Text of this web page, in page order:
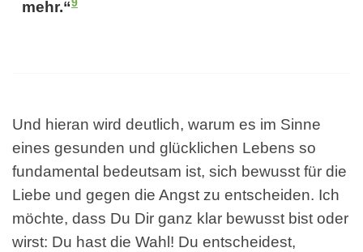
mehr.“
Und hieran wird deutlich, warum es im Sinne
eines gesunden und glücklichen Lebens so
fundamental bedeutsam ist, sich bewusst für die
Liebe und gegen die Angst zu entscheiden. Ich
möchte, dass Du Dir ganz klar bewusst bist oder
wirst: Du hast die Wahl! Du entscheidest,